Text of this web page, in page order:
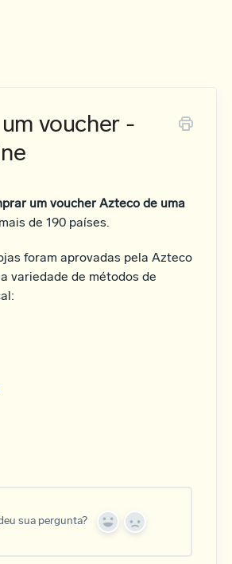
Home
voucher -
um voucher Azteco de uma
de 190 países.
foram aprovadas pela Azteco
variedade de métodos de
sua pergunta?
Y
s
N